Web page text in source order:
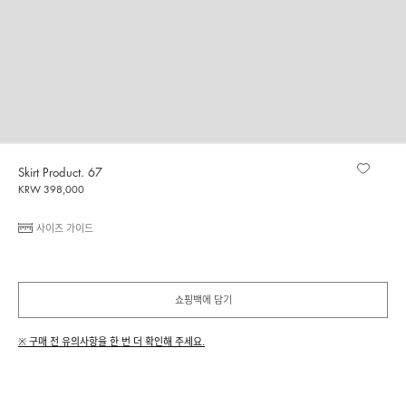
Skirt Product. 67
KRW 398,000
사이즈 가이드
쇼핑백에 담기
※ 구매 전 유의사항을 한 번 더 확인해 주세요.